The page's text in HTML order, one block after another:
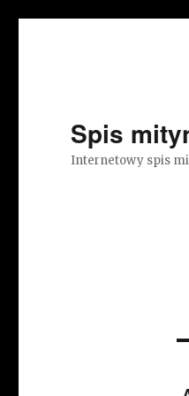
Spis
Internetowy spis